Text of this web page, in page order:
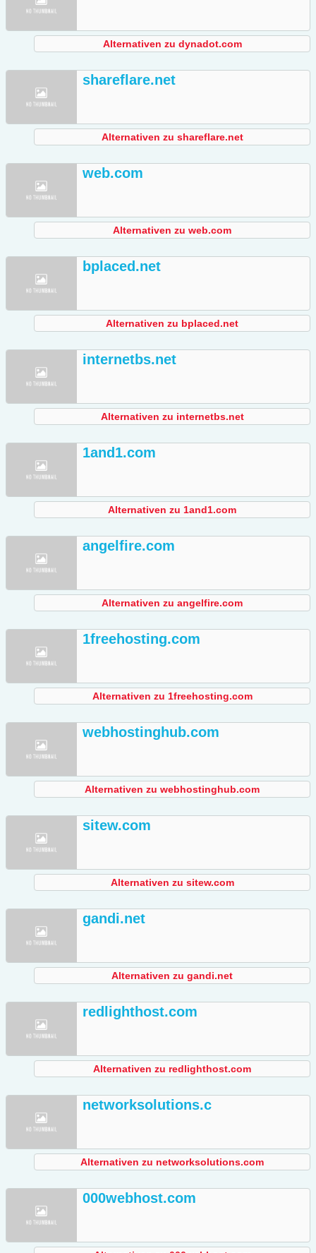
Alternativen zu dynadot.com
shareflare.net
Alternativen zu shareflare.net
web.com
Alternativen zu web.com
bplaced.net
Alternativen zu bplaced.net
internetbs.net
Alternativen zu internetbs.net
1and1.com
Alternativen zu 1and1.com
angelfire.com
Alternativen zu angelfire.com
1freehosting.com
Alternativen zu 1freehosting.com
webhostinghub.com
Alternativen zu webhostinghub.com
sitew.com
Alternativen zu sitew.com
gandi.net
Alternativen zu gandi.net
redlighthost.com
Alternativen zu redlighthost.com
networksolutions.c
Alternativen zu networksolutions.com
000webhost.com